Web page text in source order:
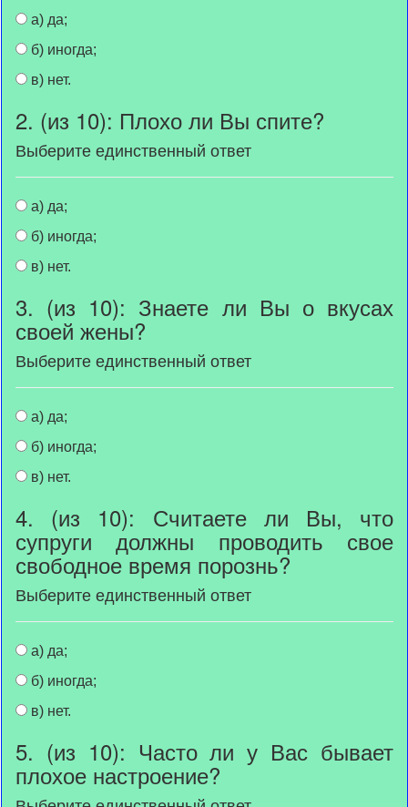
а) да;
б) иногда;
в) нет.
2. (из 10): Плохо ли Вы спите?
Выберите единственный ответ
а) да;
б) иногда;
в) нет.
3. (из 10): Знаете ли Вы о вкусах
своей жены?
Выберите единственный ответ
а) да;
б) иногда;
в) нет.
4. (из 10): Считаете ли Вы, что
супруги должны проводить свое
свободное время порознь?
Выберите единственный ответ
а) да;
б) иногда;
в) нет.
5. (из 10): Часто ли у Вас бывает
плохое настроение?